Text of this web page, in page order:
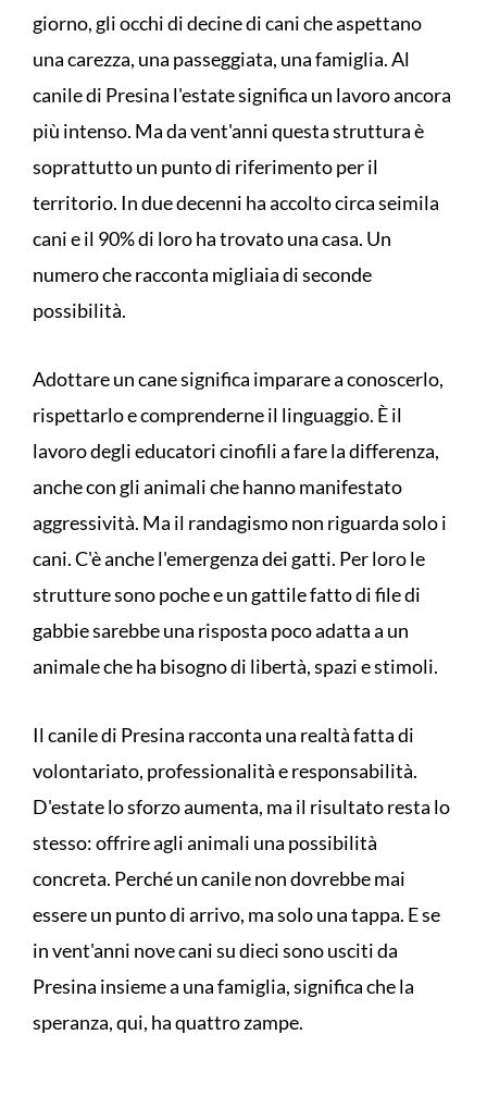
giorno, gli occhi di decine di cani che aspettano
una carezza, una passeggiata, una famiglia. Al
canile di Presina l'estate significa un lavoro ancora
più intenso. Ma da vent'anni questa struttura è
soprattutto un punto di riferimento per il
territorio. In due decenni ha accolto circa seimila
cani e il 90% di loro ha trovato una casa. Un
numero che racconta migliaia di seconde
possibilità.
Adottare un cane significa imparare a conoscerlo,
rispettarlo e comprenderne il linguaggio. È il
lavoro degli educatori cinofili a fare la differenza,
anche con gli animali che hanno manifestato
aggressività. Ma il randagismo non riguarda solo i
cani. C'è anche l'emergenza dei gatti. Per loro le
strutture sono poche e un gattile fatto di file di
gabbie sarebbe una risposta poco adatta a un
animale che ha bisogno di libertà, spazi e stimoli.
Il canile di Presina racconta una realtà fatta di
volontariato, professionalità e responsabilità.
D'estate lo sforzo aumenta, ma il risultato resta lo
stesso: offrire agli animali una possibilità
concreta. Perché un canile non dovrebbe mai
essere un punto di arrivo, ma solo una tappa. E se
in vent'anni nove cani su dieci sono usciti da
Presina insieme a una famiglia, significa che la
speranza, qui, ha quattro zampe.